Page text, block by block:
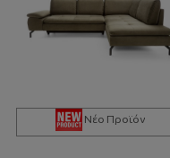
Νέο Προϊόν